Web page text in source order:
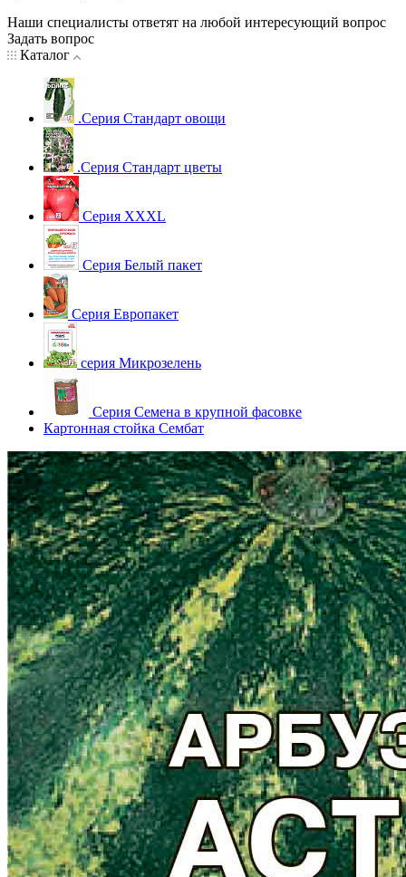
Наши специалисты ответят на любой интересующий вопрос
Задать вопрос
Каталог
.Серия Стандарт овощи
.Серия Стандарт цветы
Серия XXXL
Серия Белый пакет
Серия Европакет
серия Микрозелень
Серия Семена в крупной фасовке
Картонная стойка Сембат